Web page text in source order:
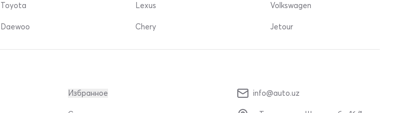
Toyota
Daewoo
Lexus
Chery
Volkswagen
Jetour
Избранное info@auto.uz